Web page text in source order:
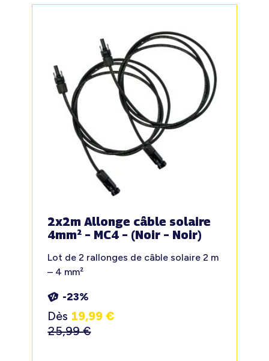
2x2m Allonge câble solaire
4mm² – MC4 – (Noir – Noir)
Lot de 2 rallonges de câble solaire 2 m
– 4 mm²
-23%
Dès 19,99€
25,99€